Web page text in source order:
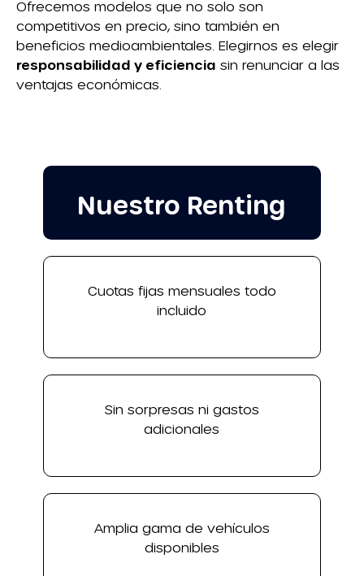
Ofrecemos modelos que no solo son
competitivos en precio, sino también en
beneficios medioambientales. Elegirnos es elegir
responsabilidad y eficiencia sin renunciar a las
ventajas económicas.
Nuestro Renting
Cuotas fijas mensuales todo
incluido
Sin sorpresas ni gastos
adicionales
Amplia gama de vehículos
disponibles